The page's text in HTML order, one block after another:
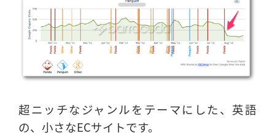
超ニッチなジャンルをテーマにした、英語
の、小さなECサイトです。